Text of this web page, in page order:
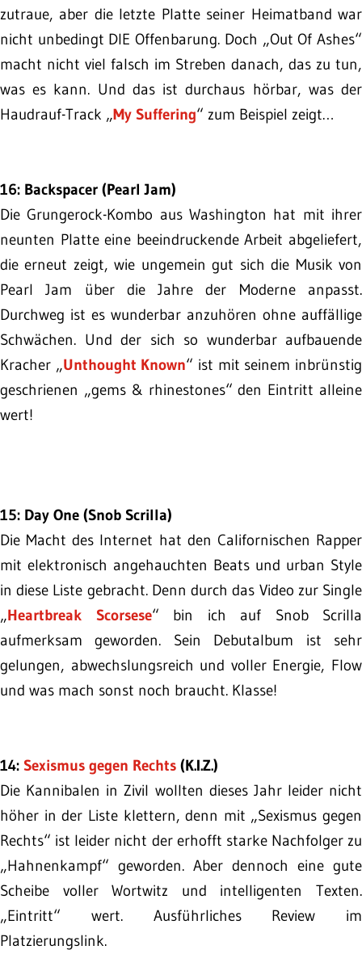
zutraue, aber die letzte Platte seiner Heimatband war
nicht unbedingt DIE Offenbarung. Doch „Out Of Ashes“
macht nicht viel falsch im Streben danach, das zu tun,
was es kann. Und das ist durchaus hörbar, was der
Haudrauf-Track „My Suffering“ zum Beispiel zeigt…
16: Backspacer (Pearl Jam)
Die Grungerock-Kombo aus Washington hat mit ihrer
neunten Platte eine beeindruckende Arbeit abgeliefert,
die erneut zeigt, wie ungemein gut sich die Musik von
Pearl Jam über die Jahre der Moderne anpasst.
Durchweg ist es wunderbar anzuhören ohne auffällige
Schwächen. Und der sich so wunderbar aufbauende
Kracher „Unthought Known“ ist mit seinem inbrünstig
geschrienen „gems & rhinestones“ den Eintritt alleine
wert!
15: Day One (Snob Scrilla)
Die Macht des Internet hat den Californischen Rapper
mit elektronisch angehauchten Beats und urban Style
in diese Liste gebracht. Denn durch das Video zur Single
„Heartbreak Scorsese“ bin ich auf Snob Scrilla
aufmerksam geworden. Sein Debutalbum ist sehr
gelungen, abwechslungsreich und voller Energie, Flow
und was mach sonst noch braucht. Klasse!
14: Sexismus gegen Rechts (K.I.Z.)
Die Kannibalen in Zivil wollten dieses Jahr leider nicht
höher in der Liste klettern, denn mit „Sexismus gegen
Rechts“ ist leider nicht der erhofft starke Nachfolger zu
„Hahnenkampf“ geworden. Aber dennoch eine gute
Scheibe voller Wortwitz und intelligenten Texten.
„Eintritt“ wert. Ausführliches Review im
Platzierungslink.